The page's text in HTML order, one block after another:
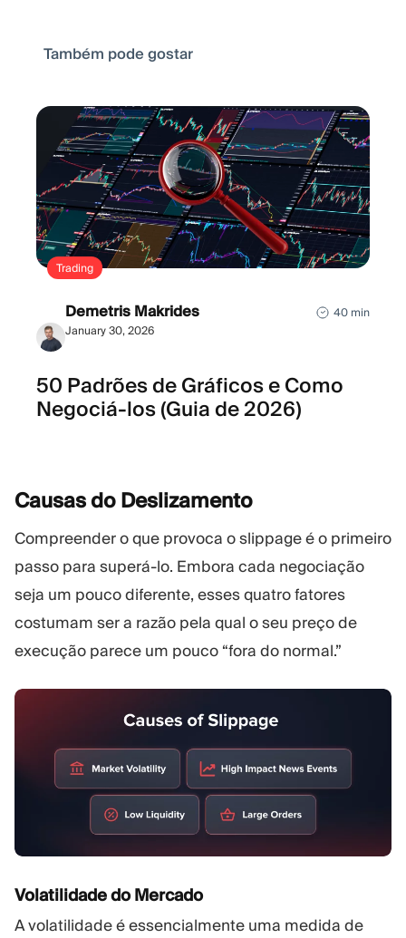
Também pode gostar
Trading
Demetris Makrides
January 30, 2026
40 min
50 Padrões de Gráficos e Como
Negociá-los (Guia de 2026)
Causas do Deslizamento
Compreender o que provoca o slippage é o primeiro
passo para superá-lo. Embora cada negociação
seja um pouco diferente, esses quatro fatores
costumam ser a razão pela qual o seu preço de
execução parece um pouco “fora do normal.”
Volatilidade do Mercado
A volatilidade é essencialmente uma medida de